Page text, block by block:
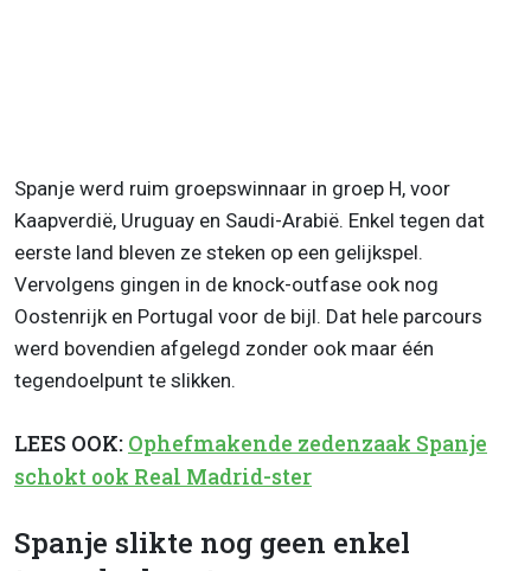
Spanje werd ruim groepswinnaar in groep H, voor
Kaapverdië, Uruguay en Saudi-Arabië. Enkel tegen dat
eerste land bleven ze steken op een gelijkspel.
Vervolgens gingen in de knock-outfase ook nog
Oostenrijk en Portugal voor de bijl. Dat hele parcours
werd bovendien afgelegd zonder ook maar één
tegendoelpunt te slikken.
LEES OOK: Ophefmakende zedenzaak Spanje
schokt ook Real Madrid-ster
Spanje slikte nog geen enkel